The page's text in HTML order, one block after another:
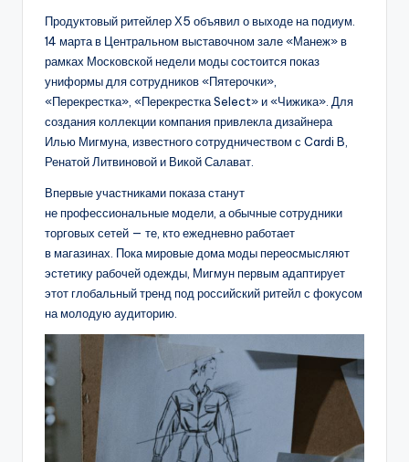
Продуктовый ритейлер Х5 объявил о выходе на подиум.
14 марта в Центральном выставочном зале «Манеж» в
рамках Московской недели моды состоится показ
униформы для сотрудников «Пятерочки»,
«Перекрестка», «Перекрестка Select» и «Чижика». Для
создания коллекции компания привлекла дизайнера
Илью Мигмуна, известного сотрудничеством с Cardi B,
Ренатой Литвиновой и Викой Салават.
Впервые участниками показа станут
не профессиональные модели, а обычные сотрудники
торговых сетей — те, кто ежедневно работает
в магазинах. Пока мировые дома моды переосмысляют
эстетику рабочей одежды, Мигмун первым адаптирует
этот глобальный тренд под российский ритейл с фокусом
на молодую аудиторию.